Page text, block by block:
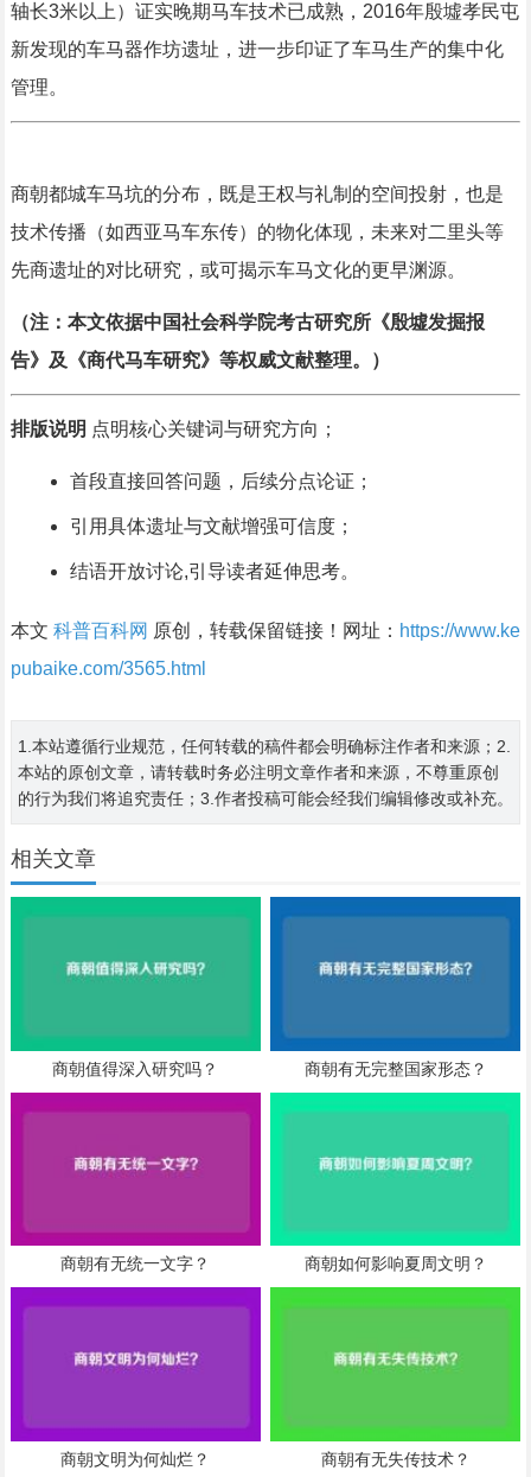
轴长3米以上）证实晚期马车技术已成熟，2016年殷墟孝民屯
新发现的车马器作坊遗址，进一步印证了车马生产的集中化
管理。
商朝都城车马坑的分布，既是王权与礼制的空间投射，也是
技术传播（如西亚马车东传）的物化体现，未来对二里头等
先商遗址的对比研究，或可揭示车马文化的更早渊源。
（注：本文依据中国社会科学院考古研究所《殷墟发掘报
告》及《商代马车研究》等权威文献整理。）
排版说明 点明核心关键词与研究方向；
首段直接回答问题，后续分点论证；
引用具体遗址与文献增强可信度；
结语开放讨论,引导读者延伸思考。
本文 科普百科网 原创，转载保留链接！网址： https://www.ke
pubaike.com/3565.html
1.本站遵循行业规范，任何转载的稿件都会明确标注作者和来源；2.
本站的原创文章，请转载时务必注明文章作者和来源，不尊重原创
的行为我们将追究责任；3.作者投稿可能会经我们编辑修改或补充。
相关文章
商朝值得深入研究吗？ 商朝有无完整国家形态？
商朝有无统一文字？ 商朝如何影响夏周文明？
商朝文明为何灿烂？ 商朝有无失传技术？